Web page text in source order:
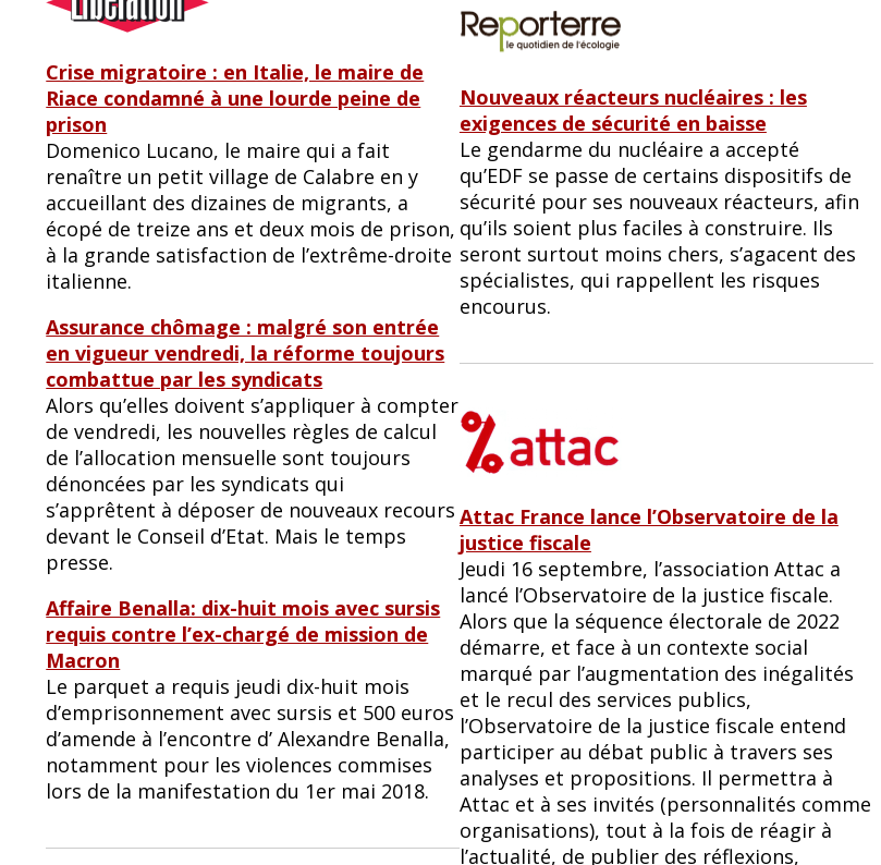
Crise migratoire : en Italie, le maire de
Riace condamné à une lourde peine de
prison
Domenico Lucano, le maire qui a fait
renaître un petit village de Calabre en y
accueillant des dizaines de migrants, a
écopé de treize ans et deux mois de prison,
à la grande satisfaction de l’extrême-droite
italienne.
Assurance chômage : malgré son entrée
en vigueur vendredi, la réforme toujours
combattue par les syndicats
Alors qu’elles doivent s’appliquer à compter
de vendredi, les nouvelles règles de calcul
de l’allocation mensuelle sont toujours
dénoncées par les syndicats qui
s’apprêtent à déposer de nouveaux recours
devant le Conseil d’Etat. Mais le temps
presse.
Affaire Benalla: dix-huit mois avec sursis
requis contre l’ex-chargé de mission de
Macron
Le parquet a requis jeudi dix-huit mois
d’emprisonnement avec sursis et 500 euros
d’amende à l’encontre d’ Alexandre Benalla,
notamment pour les violences commises
lors de la manifestation du 1er mai 2018.
Nouveaux réacteurs nucléaires : les
exigences de sécurité en baisse
Le gendarme du nucléaire a accepté
qu’EDF se passe de certains dispositifs de
sécurité pour ses nouveaux réacteurs, afin
qu’ils soient plus faciles à construire. Ils
seront surtout moins chers, s’agacent des
spécialistes, qui rappellent les risques
encourus.
Attac France lance l’Observatoire de la
justice fiscale
Jeudi 16 septembre, l’association Attac a
lancé l’Observatoire de la justice fiscale.
Alors que la séquence électorale de 2022
démarre, et face à un contexte social
marqué par l’augmentation des inégalités
et le recul des services publics,
l’Observatoire de la justice fiscale entend
participer au débat public à travers ses
analyses et propositions. Il permettra à
Attac et à ses invités (personnalités comme
organisations), tout à la fois de réagir à
l’actualité, de publier des réflexions,